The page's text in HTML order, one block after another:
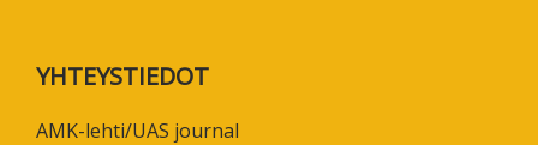
Footer
YHTEYSTIEDOT
AMK-lehti/UAS journal